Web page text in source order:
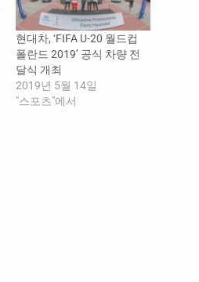
현대차, ‘FIFA U-20 월드컵
폴란드 2019’ 공식 차량 전
달식 개최
2019년 5월 14일
"스포츠"에서